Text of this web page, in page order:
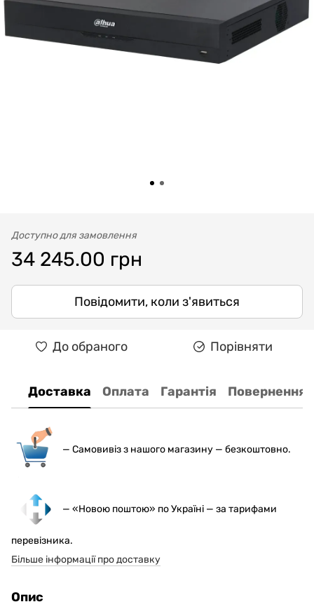
Доступно для замовлення
34 245.00 грн
Повідомити, коли з'явиться
До обраного Порівняти
Доставка Оплата Гарантія Повернення
— Самовивіз з нашого магазину — безкоштовно.
— «Новою поштою» по Україні — за тарифами
перевізника.
Більше інформації про доставку
Опис